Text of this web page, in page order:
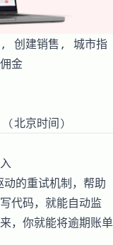
创建销售, 城市指
金
(北京时间)
的重试机制，帮助
代码，就能自动监
，你就能将逾期账单